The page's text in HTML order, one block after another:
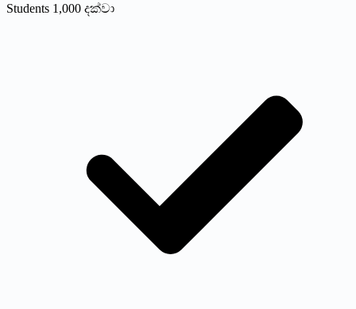
Students 1,000 දක්වා